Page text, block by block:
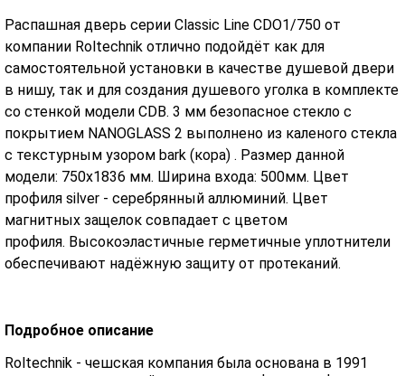
Распашная дверь серии Classic Line CDO1/750 от
компании Roltechnik отлично подойдёт как для
самостоятельной установки в качестве душевой двери
в нишу, так и для создания душевого уголка в комплекте
со стенкой модели CDB. 3 мм безопасное стекло с
покрытием NANOGLASS 2 выполнено из каленого стекла
с текстурным узором bark (кора) . Размер данной
модели: 750х1836 мм. Ширина входа: 500мм. Цвет
профиля silver - серебрянный аллюминий. Цвет
магнитных защелок совпадает с цветом
профиля. Высокоэластичные герметичные уплотнители
обеспечивают надёжную защиту от протеканий.
Подробное описание
Roltechnik - чешская компания была основана в 1991